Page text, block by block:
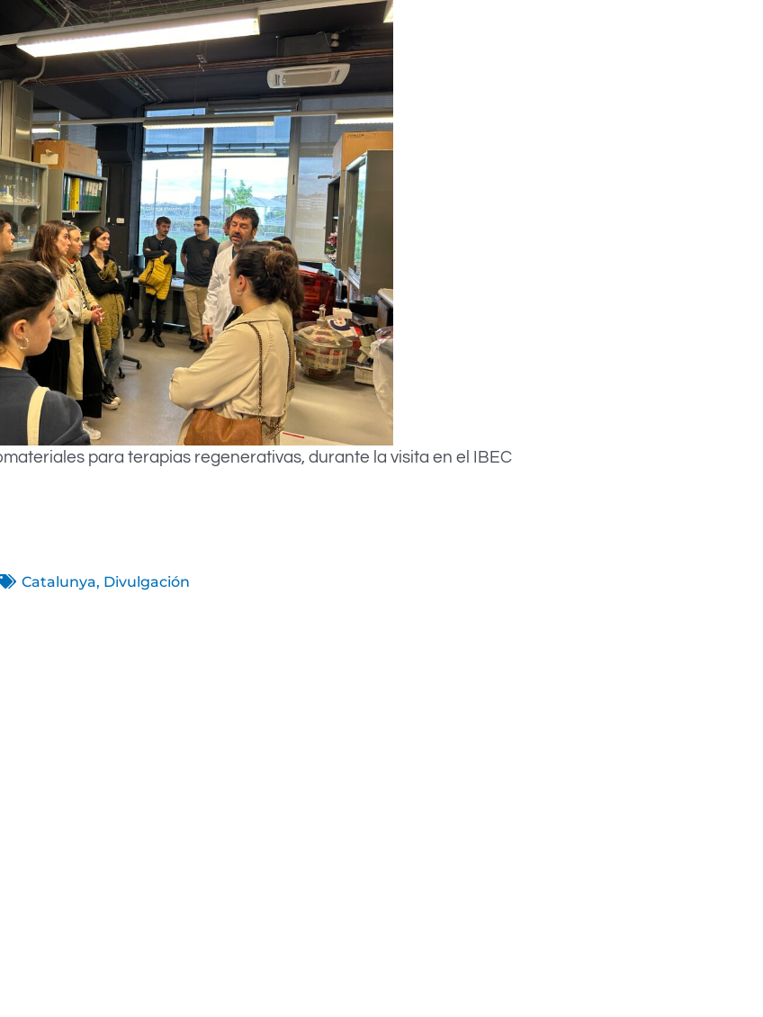
para terapias regenerativas, durante la visita en el IBEC
Catalunya, Divulgación